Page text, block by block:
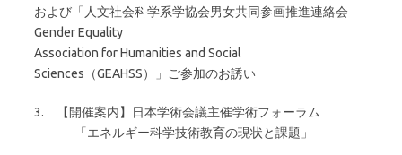
および「人文社会科学系学協会男女共同参画推進連絡会
Gender Equality
Association for Humanities and Social
Sciences（GEAHSS）」ご参加のお誘い
3. 【開催案内】日本学術会議主催学術フォーラム
「エネルギー科学技術教育の現状と課題」